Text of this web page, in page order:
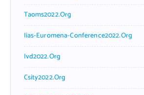
Taoms2022.org
Iias-Euromena-Conference2022.org
Ivd2022.org
Csity2022.org